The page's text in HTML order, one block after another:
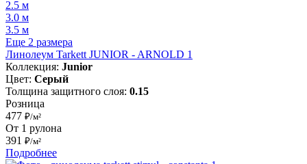
2.5 м
3.0 м
3.5 м
Еще 2 размера
Линолеум Tarkett JUNIOR - ARNOLD 1
Коллекция: Junior
Цвет: Серый
Толщина защитного слоя: 0.15
Розница
477 ₽/м²
От 1 рулона
391 ₽/м²
Подробнее